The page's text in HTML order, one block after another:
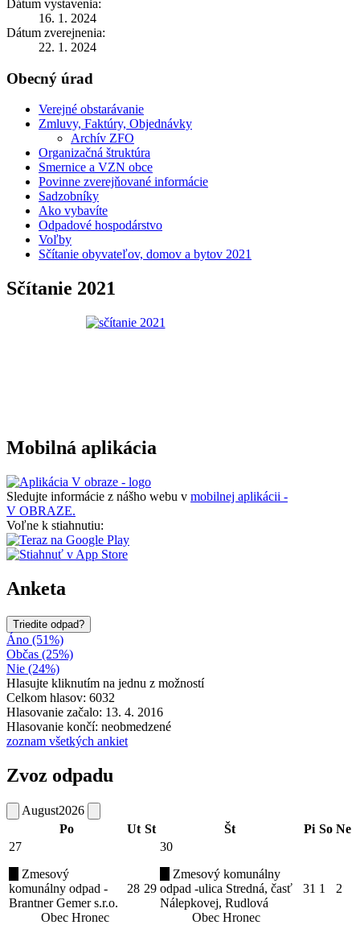
Dátum vystavenia:
16. 1. 2024
Dátum zverejnenia:
22. 1. 2024
Obecný úrad
Verejné obstarávanie
Zmluvy, Faktúry, Objednávky
Archív ZFO
Organizačná štruktúra
Smernice a VZN obce
Povinne zverejňované informácie
Sadzobníky
Ako vybavíte
Odpadové hospodárstvo
Voľby
Sčítanie obyvateľov, domov a bytov 2021
Sčítanie 2021
Mobilná aplikácia
Sledujte informácie z nášho webu v mobilnej aplikácii -
V OBRAZE.
Voľne k stiahnutiu:
Anketa
Triedite odpad?
Áno (51%)
Občas (25%)
Nie (24%)
Hlasujte kliknutím na jednu z možností
Celkom hlasov: 6032
Hlasovanie začalo: 13. 4. 2016
Hlasovanie končí: neobmedzené
zoznam všetkých ankiet
Zvoz odpadu
August2026
Po
Ut St Št Pi So Ne
27
Zmesový
komunálny odpad -
Brantner Gemer s.r.o.
Obec Hronec
28 29
30
Zmesový komunálny
odpad -ulica Stredná, časť
Nálepkovej, Rudlová
Obec Hronec
31 1 2